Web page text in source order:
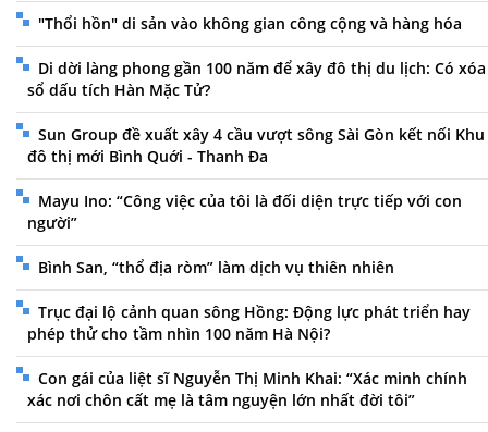
"Thổi hồn" di sản vào không gian công cộng và hàng hóa
Di dời làng phong gần 100 năm để xây đô thị du lịch: Có xóa
sổ dấu tích Hàn Mặc Tử?
Sun Group đề xuất xây 4 cầu vượt sông Sài Gòn kết nối Khu
đô thị mới Bình Quới - Thanh Đa
Mayu Ino: “Công việc của tôi là đối diện trực tiếp với con
người”
Bình San, “thổ địa ròm” làm dịch vụ thiên nhiên
Trục đại lộ cảnh quan sông Hồng: Động lực phát triển hay
phép thử cho tầm nhìn 100 năm Hà Nội?
Con gái của liệt sĩ Nguyễn Thị Minh Khai: “Xác minh chính
xác nơi chôn cất mẹ là tâm nguyện lớn nhất đời tôi”